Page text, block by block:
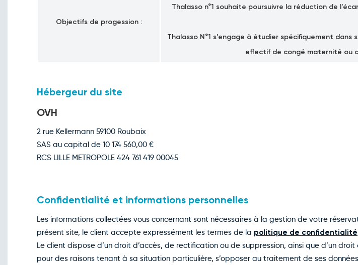
Objectifs de progession :
Thalasso n°1 souhaite poursuivre la réduction de
Thalasso N°1 s'engage à étudier spécifiquement
effectif de congé maternité ou
Hébergeur du site
OVH
2 rue Kellermann 59100 Roubaix
SAS au capital de 10 174 560,00 €
RCS LILLE METROPOLE 424 761 419 00045
Confidentialité et informations personnelles
Les informations collectées vous concernant sont nécessaires à la gestion de votre
présent site, le client accepte expressément les termes de la politique de confidentialité
Le client dispose d’un droit d’accès, de rectification ou de suppression, ainsi que d’un
pour des raisons tenant à sa situation particulière, s’opposer au traitement de ses